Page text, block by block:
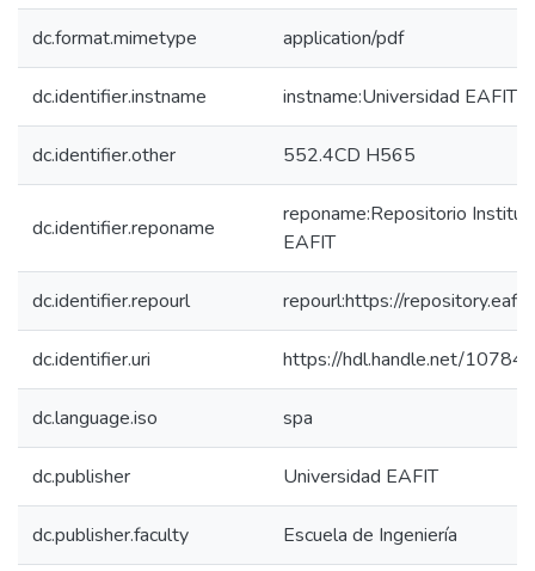
dc.format.mimetype application/pdf
dc.identifier.instname instname:Universidad EAFIT
dc.identifier.other 552.4CD H565
dc.identifier.reponame
reponame:Repositorio
EAFIT
dc.identifier.repourl repourl:https://
dc.identifier.uri https://hdl.handle.net/
dc.language.iso spa
dc.publisher Universidad EAFIT
dc.publisher.faculty Escuela de Ingeniería